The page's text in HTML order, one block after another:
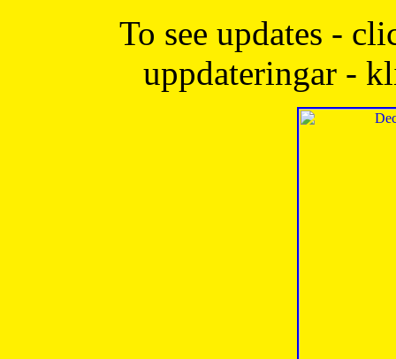
To see updates -
uppdateringar -